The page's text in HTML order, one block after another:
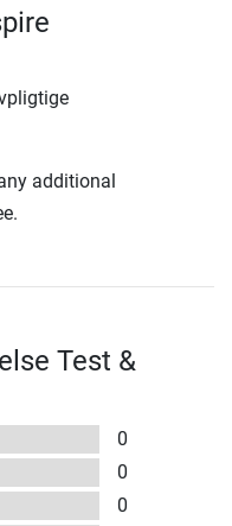
additional
Test &
0
0
0